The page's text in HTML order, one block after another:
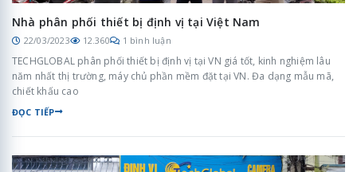
Nhà phân phối thiết bị định vị tại Việt Nam
22/03/2023 12.360 1 bình luận
TECHGLOBAL phân phối thiết bị định vị tại VN giá tốt, kinh nghiệm lâu
năm nhất thị trường, máy chủ phần mềm đặt tại VN. Đa dạng mẫu mã,
chiết khấu cao
ĐỌC TIẾP